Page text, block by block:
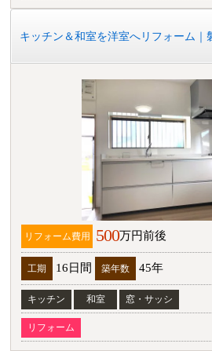
キッチン＆和室を洋室へリフォーム｜
リフォーム費用 500万円前後
工期 16日間 築年数 45年
キッチン 和室 窓・サッシ
リフォーム